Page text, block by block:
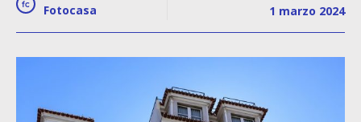
Fotocasa 1 marzo 2024